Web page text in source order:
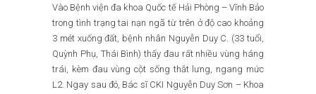
Vào Bệnh viện đa khoa Quốc tế Hải Phòng – Vĩnh Bảo
trong tình trạng tai nạn ngã từ trên ở độ cao khoảng
3 mét xuống đất, bệnh nhân Nguyễn Duy C. (33 tuổi,
Quỳnh Phụ, Thái Bình) thấy đau rất nhiều vùng háng
trái, kèm đau vùng cột sống thắt lưng, ngang mức
L2. Ngay sau đó, Bác sĩ CKI Nguyễn Duy Sơn – Khoa